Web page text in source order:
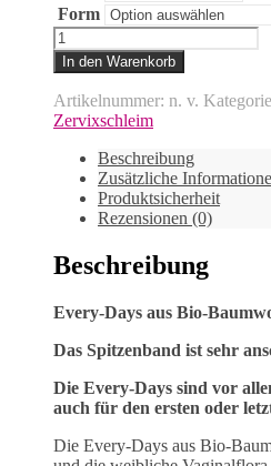
Form
Every-
Days-
Spitze
Menge
In den Warenkorb
Artikelnummer: n. v.
Zervixschleim
Beschreibung
Zusätzliche
Produktsicherheit
Rezensionen (0)
Beschreibung
Every-Days aus Bio-
Das Spitzenband ist sehr
Die Every-Days sind vor
auch für den ersten oder
Die Every-Days aus Bio-